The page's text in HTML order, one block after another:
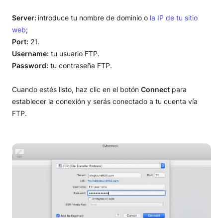
Server: introduce tu nombre de dominio o la IP de tu sitio
web;
Port: 21.
Username: tu usuario FTP.
Password: tu contraseña FTP.
Cuando estés listo, haz clic en el botón Connect para
establecer la conexión y serás conectado a tu cuenta vía
FTP.